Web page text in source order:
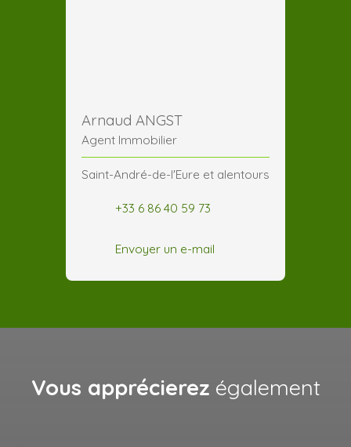
Arnaud ANGST
Agent Immobilier
Saint-André-de-l'Eure et alentours
+33 6 86 40 59 73
Envoyer un e-mail
Vous apprécierez également